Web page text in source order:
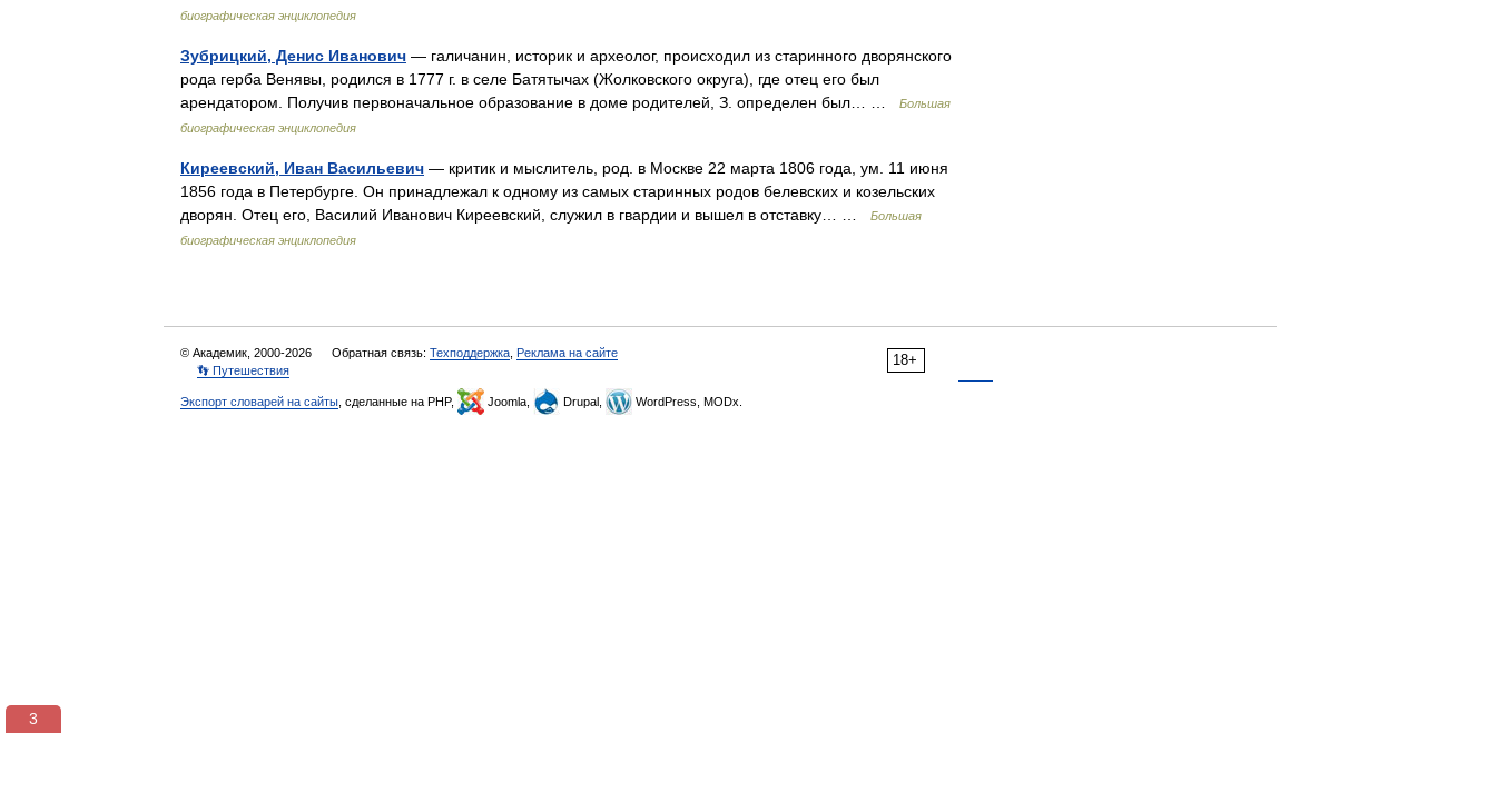
биографическая энциклопедия
Зубрицкий, Денис Иванович — галичанин, историк и археолог, происходил из старинного дворянского
рода герба Венявы, родился в 1777 г. в селе Батятычах (Жолковского округа), где отец его был
арендатором. Получив первоначальное образование в доме родителей, З. определен был… …
Большая
биографическая энциклопедия
Киреевский, Иван Васильевич — критик и мыслитель, род. в Москве 22 марта 1806 года, ум. 11 июня
1856 года в Петербурге. Он принадлежал к одному из самых старинных родов белевских и козельских
дворян. Отец его, Василий Иванович Киреевский, служил в гвардии и вышел в отставку… …
Большая
биографическая энциклопедия
18+
© Академик, 2000-2026 Обратная связь: Техподдержка Реклама на сайте
👣 Путешествия
Экспорт словарей на сайты , сделанные на PHP, Joomla, Drupal, WordPress, MODx.
3